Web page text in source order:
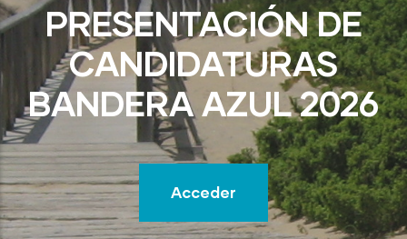
PRESENTACIÓN DE
CANDIDATURAS
BANDERA AZUL 2026
Acceder